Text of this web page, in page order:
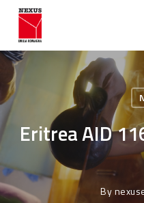
Skip
main
content
Eritrea AID
By